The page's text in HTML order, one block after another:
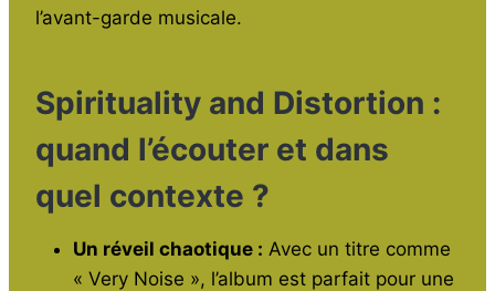
l’avant-garde musicale.
Spirituality and Distortion :
quand l’écouter et dans
quel contexte ?
Un réveil chaotique : Avec un titre comme
« Very Noise », l’album est parfait pour une